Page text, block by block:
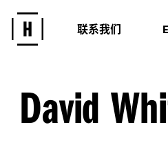
联系我们
David